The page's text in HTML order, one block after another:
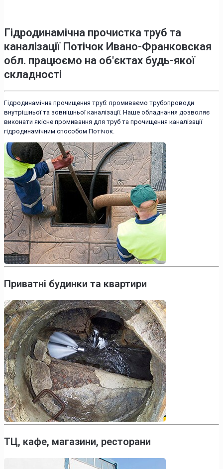
Гідродинамічна прочистка труб та
каналізації Потічок Ивано-Франковская
обл. працюємо на об'єктах будь-якої
складності
Гідродинамічна прочищення труб: промиваємо трубопроводи
внутрішньої та зовнішньої каналізації. Наше обладнання дозволяє
виконати якісне промивання для труб та прочищення каналізації
гідродинамічним способом Потічок.
Приватні будинки та квартири
ТЦ, кафе, магазини, ресторани